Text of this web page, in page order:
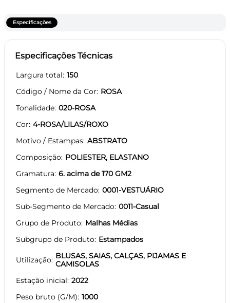
Especificações
Especificações Técnicas
Largura total 150
Código / Nome da Cor ROSA
Tonalidade 020-ROSA
Cor 4-ROSA/LILAS/ROXO
Motivo / Estampas ABSTRATO
Composição POLIESTER, ELASTANO
Gramatura 6. acima de 170 GM2
Segmento de Mercado 0001-VESTUÁRIO
Sub-Segmento de Mercado 0011-Casual
Grupo de Produto Malhas Médias
Subgrupo de Produto Estampados
Utilização BLUSAS, SAIAS, CALÇAS, PIJAMAS E
CAMISOLAS
Estação inicial 2022
Peso bruto (G/M) 1000